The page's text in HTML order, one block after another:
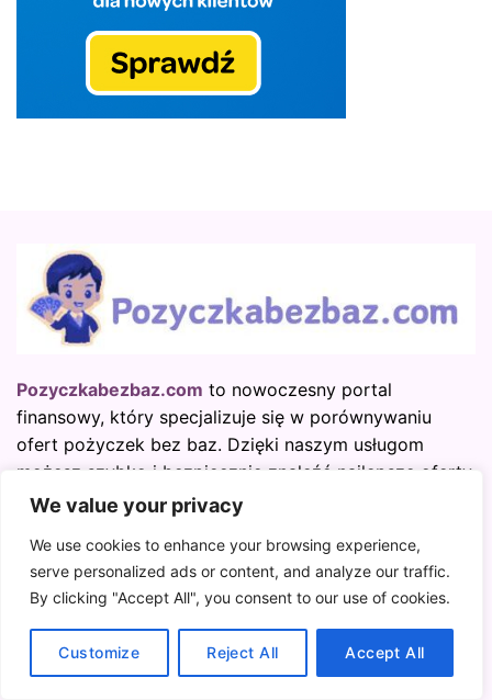
We value your privacy
We use cookies to enhance your browsing experience,
serve personalized ads or content, and analyze our traffic.
By clicking "Accept All", you consent to our use of cookies.
Customize Reject All Accept All
Pozyczkabezbaz.com to nowoczesny portal
finansowy, który specjalizuje się w porównywaniu
ofert pożyczek bez baz. Dzięki naszym usługom
możesz szybko i bezpiecznie znaleźć najlepsze oferty
pożyczek dostępne na rynku, bez sprawdzania w
O nas